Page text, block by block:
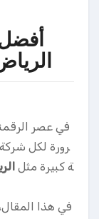
في عصر
رورة لكل
ة كبيرة مثل
في هذا